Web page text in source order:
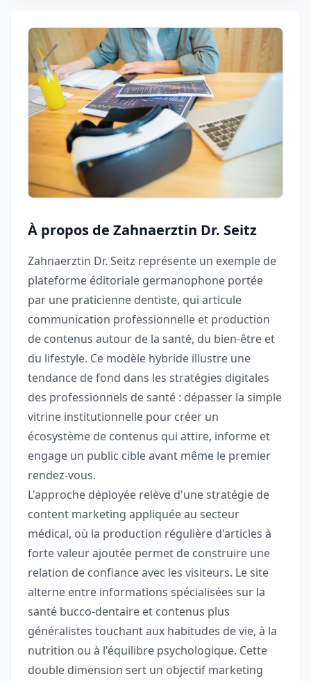
À propos de Zahnaerztin Dr. Seitz
Zahnaerztin Dr. Seitz représente un exemple de
plateforme éditoriale germanophone portée
par une praticienne dentiste, qui articule
communication professionnelle et production
de contenus autour de la santé, du bien-être et
du lifestyle. Ce modèle hybride illustre une
tendance de fond dans les stratégies digitales
des professionnels de santé : dépasser la simple
vitrine institutionnelle pour créer un
écosystème de contenus qui attire, informe et
engage un public cible avant même le premier
rendez-vous.
L'approche déployée relève d'une stratégie de
content marketing appliquée au secteur
médical, où la production régulière d'articles à
forte valeur ajoutée permet de construire une
relation de confiance avec les visiteurs. Le site
alterne entre informations spécialisées sur la
santé bucco-dentaire et contenus plus
généralistes touchant aux habitudes de vie, à la
nutrition ou à l'équilibre psychologique. Cette
double dimension sert un objectif marketing